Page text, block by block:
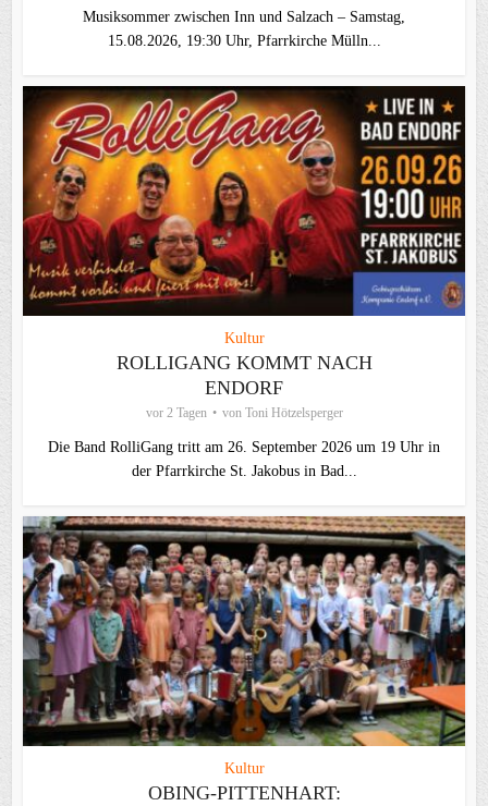
Musiksommer zwischen Inn und Salzach – Samstag,
15.08.2026, 19:30 Uhr, Pfarrkirche Mülln...
Kultur
ROLLIGANG KOMMT NACH
ENDORF
vor 2 Tagen von Toni Hötzelsperger
Die Band RolliGang tritt am 26. September 2026 um 19 Uhr in
der Pfarrkirche St. Jakobus in Bad...
Kultur
OBING-PITTENHART: